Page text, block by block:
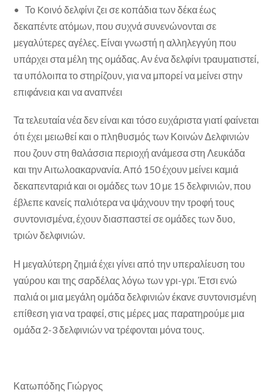
• Το Kοινό δελφίνι ζει σε κοπάδια των δέκα έως
δεκαπέντε ατόμων, που συχνά συνενώνονται σε
μεγαλύτερες αγέλες. Είναι γνωστή η αλληλεγγύη που
υπάρχει στα μέλη της ομάδας. Αν ένα δελφίνι τραυματιστεί,
τα υπόλοιπα το στηρίζουν, για να μπορεί να μείνει στην
επιφάνεια και να αναπνέει
Τα τελευταία νέα δεν είναι και τόσο ευχάριστα γιατί φαίνεται
ότι έχει μειωθεί και ο πληθυσμός των Κοινών Δελφινιών
που ζουν στη θαλάσσια περιοχή ανάμεσα στη Λευκάδα
και την Αιτωλοακαρνανία. Από 150 έχουν μείνει καμιά
δεκαπενταριά και οι ομάδες των 10 με 15 δελφινιών, που
έβλεπε κανείς παλιότερα να ψάχνουν την τροφή τους
συντονισμένα, έχουν διασπαστεί σε ομάδες των δυο,
τριών δελφινιών.
Η μεγαλύτερη ζημιά έχει γίνει από την υπεραλίευση του
γαύρου και της σαρδέλας λόγω των γρι-γρι. Έτσι ενώ
παλιά οι μια μεγάλη ομάδα δελφινιών έκανε συντονισμένη
επίθεση για να τραφεί, στις μέρες μας παρατηρούμε μια
ομάδα 2-3 δελφινιών να τρέφονται μόνα τους.
Κατωπόδης Γιώργος